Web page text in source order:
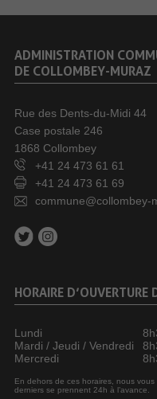
ADMINISTRATION
DE COLLOMBEY-MURAZ
Rue des Dents-du-Midi 44
Case postale 246
1868 Collombey
+41 24 473 61 61
+41 24 473 61 69
commune@collombey-
HORAIRE D’OUVERTURE
Lundi
Mardi / Jeudi / Vendredi
Mercredi
En dehors de ces horaires, nous
derniers se prennent 24h à l’avance.